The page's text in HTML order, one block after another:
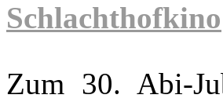
Schlachthofkino
Zum 30. Abi-